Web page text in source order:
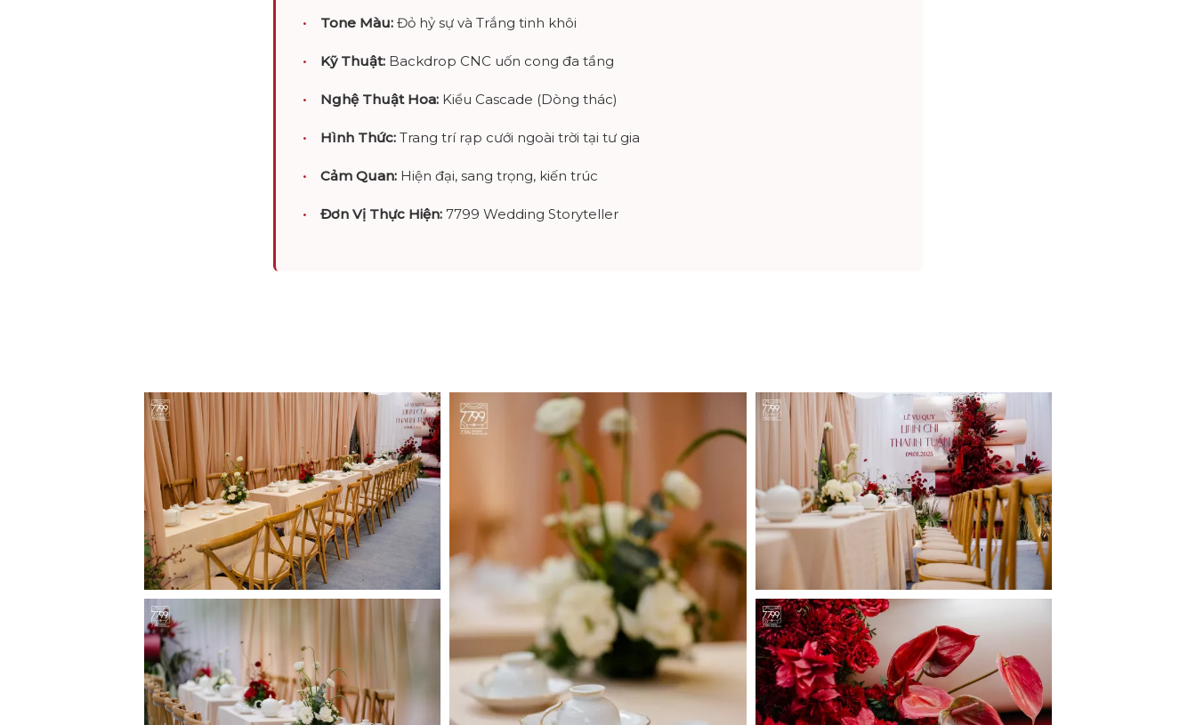
Tone Màu: Đỏ hỷ sự và Trắng tinh khôi
Kỹ Thuật: Backdrop CNC uốn cong đa tầng
Nghệ Thuật Hoa: Kiểu Cascade (Dòng thác)
Hình Thức: Trang trí rạp cưới ngoài trời tại tư gia
Cảm Quan: Hiện đại, sang trọng, kiến trúc
Đơn Vị Thực Hiện: 7799 Wedding Storyteller